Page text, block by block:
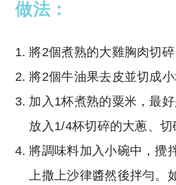
做法：
將2個煮熟的大雞胸肉切
將2個牛油果去皮並切成
加入1杯煮熟的粟米，最
放入1/4杯切碎的大蔥、切
將調味料加入小碗中，攪
上撒上沙律醬然後拌勻。